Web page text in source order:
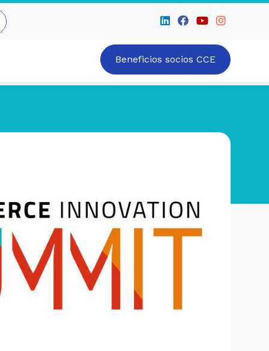
Beneficios socios CCE